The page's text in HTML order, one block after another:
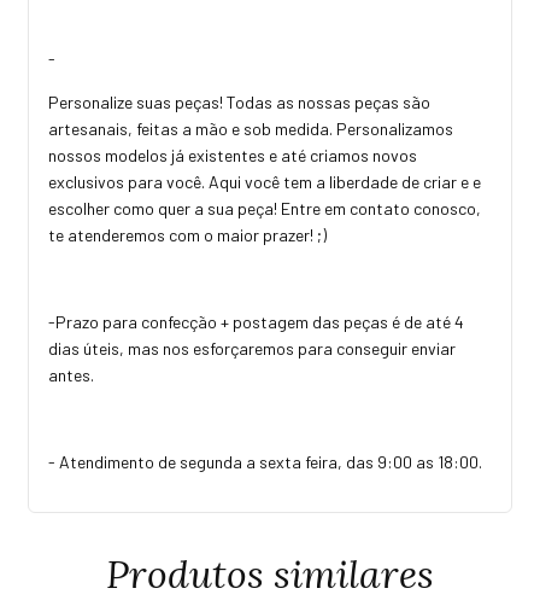
-
Personalize suas peças! Todas as nossas peças são
artesanais, feitas a mão e sob medida. Personalizamos
nossos modelos já existentes e até criamos novos
exclusivos para você. Aqui você tem a liberdade de criar e e
escolher como quer a sua peça! Entre em contato conosco,
te atenderemos com o maior prazer! ;)
-Prazo para confecção + postagem das peças é de até 4
dias úteis, mas nos esforçaremos para conseguir enviar
antes.
- Atendimento de segunda a sexta feira, das 9:00 as 18:00.
Produtos similares